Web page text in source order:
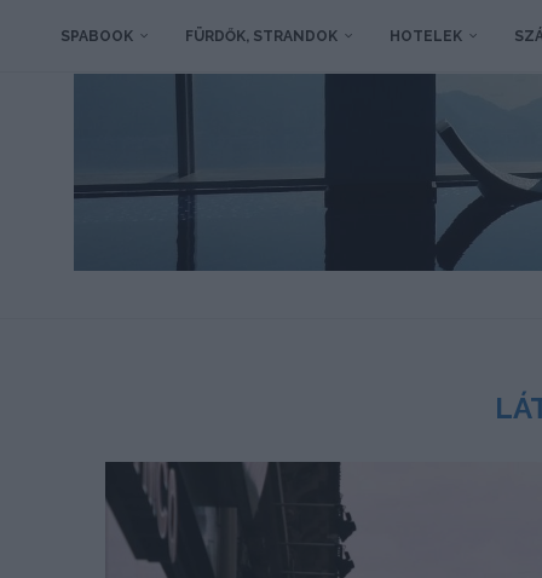
SPABOOK FÜRDŐK, STRANDOK HOTELEK